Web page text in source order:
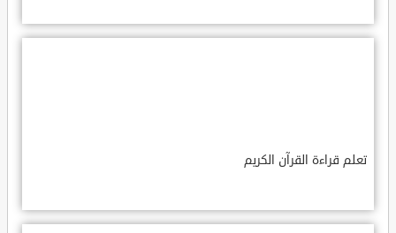
تعلم قراءة القرآن الكريم